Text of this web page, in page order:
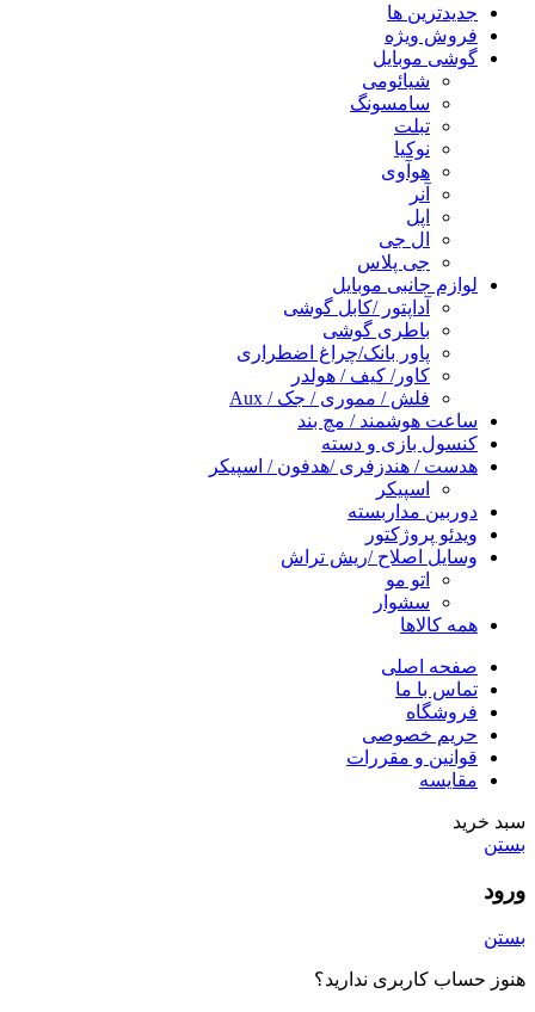
جدیدترین ها
فروش ویژه
گوشی موبایل
شیائومی
سامسونگ
تبلت
نوکیا
هوآوی
آنر
اپل
ال جی
جی پلاس
لوازم جانبی موبایل
آداپتور /کابل گوشی
باطری گوشی
پاور بانک/چراغ اضطراری
کاور/ کیف / هولدر
فلش / مموری / جک / Aux
ساعت هوشمند / مچ بند
کنسول بازی و دسته
هدست / هندزفری /هدفون / اسپیکر
اسپیکر
دوربین مداربسته
ویدئو پروژکتور
وسایل اصلاح /ریش تراش
اتو مو
سشوار
همه کالاها
صفحه اصلی
تماس با ما
فروشگاه
حریم خصوصی
قوانین و مقررات
مقایسه
سبد خرید
بستن
ورود
بستن
هنوز حساب کاربری ندارید؟